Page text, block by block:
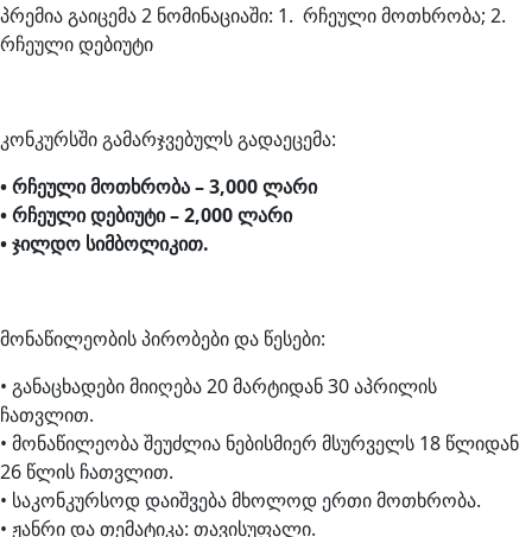
პრემია გაიცემა 2 ნომინაციაში: 1. რჩეული მოთხრობა; 2.
რჩეული დებიუტი
კონკურსში გამარჯვებულს გადაეცემა:
• რჩეული მოთხრობა – 3,000 ლარი
• რჩეული დებიუტი – 2,000 ლარი
• ჯილდო სიმბოლიკით.
მონაწილეობის პირობები და წესები:
• განაცხადები მიიღება 20 მარტიდან 30 აპრილის
ჩათვლით.
• მონაწილეობა შეუძლია ნებისმიერ მსურველს 18 წლიდან
26 წლის ჩათვლით.
• საკონკურსოდ დაიშვება მხოლოდ ერთი მოთხრობა.
• ჟანრი და თემატიკა: თავისუფალი.